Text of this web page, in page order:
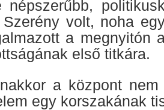
népszerűbb,
volt, noha
a megnyitón
első titkára.
a központ
egy korszakának